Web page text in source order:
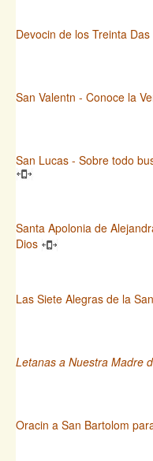
Devocin de los Treinta
San Valentn - Conoce la
San Lucas - Sobre todo
Santa Apolonia de
Dios
Las Siete Alegras de la
Letanas a Nuestra Madre
Oracin a San Bartolom